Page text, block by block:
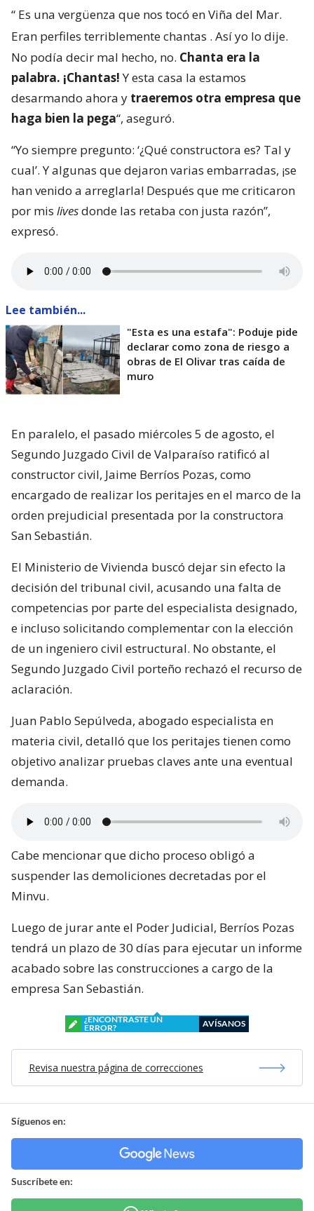
“ Es una vergüenza que nos tocó en Viña del Mar.
Eran perfiles terriblemente chantas . Así yo lo dije.
No podía decir mal hecho, no. Chanta era la
palabra. ¡Chantas!Y esta casa la estamos
desarmando ahora y traeremos otra empresa que
haga bien la pega“, aseguró.
“Yo siempre pregunto: ‘¿Qué constructora es? Tal y
cual’. Y algunas que dejaron varias embarradas, ¡se
han venido a arreglarla! Después que me criticaron
por mis livesdonde las retaba con justa razón”,
expresó.
Lee también...
"Esta es una estafa": Poduje pide
declarar como zona de riesgo a
obras de El Olivar tras caída de
muro
En paralelo, el pasado miércoles 5 de agosto, el
Segundo Juzgado Civil de Valparaíso ratificó al
constructor civil, Jaime Berríos Pozas, como
encargado de realizar los peritajes en el marco de la
orden prejudicial presentada por la constructora
San Sebastián.
El Ministerio de Vivienda buscó dejar sin efecto la
decisión del tribunal civil, acusando una falta de
competencias por parte del especialista designado,
e incluso solicitando complementar con la elección
de un ingeniero civil estructural. No obstante, el
Segundo Juzgado Civil porteño rechazó el recurso de
aclaración.
Juan Pablo Sepúlveda, abogado especialista en
materia civil, detalló que los peritajes tienen como
objetivo analizar pruebas claves ante una eventual
demanda.
Cabe mencionar que dicho proceso obligó a
suspender las demoliciones decretadas por el
Minvu.
Luego de jurar ante el Poder Judicial, Berríos Pozas
tendrá un plazo de 30 días para ejecutar un informe
acabado sobre las construcciones a cargo de la
empresa San Sebastián.
¿ENCONTRASTE UN
ERROR?
AVÍSANOS
Revisa nuestra página de correcciones
Síguenos en:
Suscríbete en: